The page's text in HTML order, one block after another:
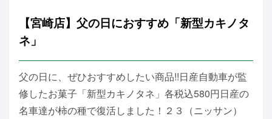
【宮崎店】父の日におすすめ「新型カキノタ
ネ」
父の日に、ぜひおすすめしたい商品!!日産自動車が監
修したお菓子「新型カキノタネ」各税込580円日産の
名車達が柿の種で復活しました！２３（ニッサン）